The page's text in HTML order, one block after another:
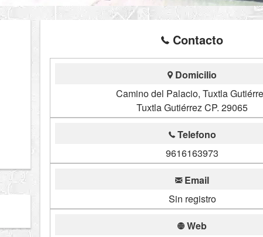
Contacto
Domicilio
Camino del Palacio, Tuxtla
Tuxtla Gutiérrez CP. 29065
Telefono
9616163973
Email
Sin registro
Web